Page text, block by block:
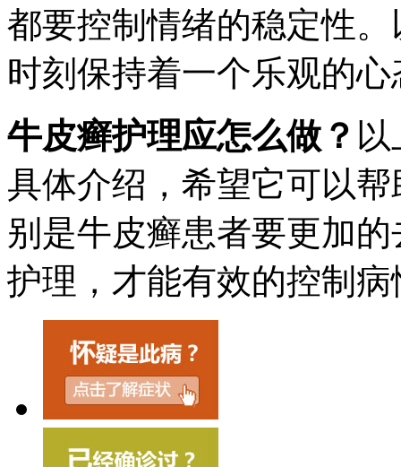
都要控制情绪的稳定性
时刻保持着一个乐观的心
牛皮癣护理应怎么做？
具体介绍，希望它可以
别是牛皮癣患者要更加
护理，才能有效的控制